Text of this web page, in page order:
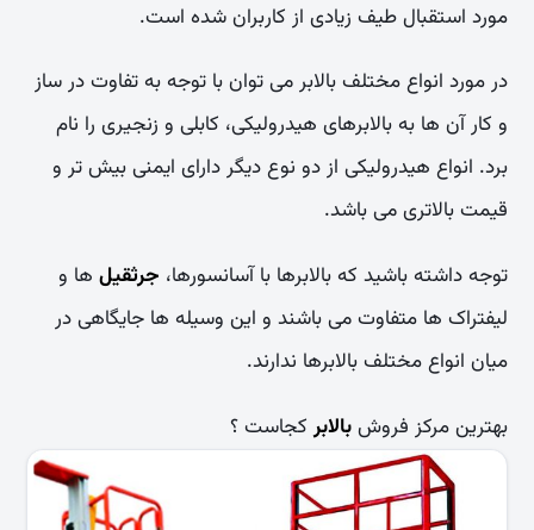
مورد استقبال طیف زیادی از کاربران شده است.
در مورد انواع مختلف بالابر می توان با توجه به تفاوت در ساز
و کار آن ها به بالابرهای هیدرولیکی، کابلی و زنجیری را نام
برد. انواع هیدرولیکی از دو نوع دیگر دارای ایمنی بیش تر و
قیمت بالاتری می باشد.
توجه داشته باشید که بالابرها با آسانسورها، جرثقیل ها و
لیفتراک ها متفاوت می باشند و این وسیله ها جایگاهی در
میان انواع مختلف بالابرها ندارند.
بهترین مرکز فروشبالابرکجاست ؟